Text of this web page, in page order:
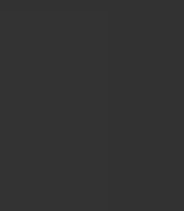
et